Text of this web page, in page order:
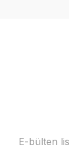
E-bülten